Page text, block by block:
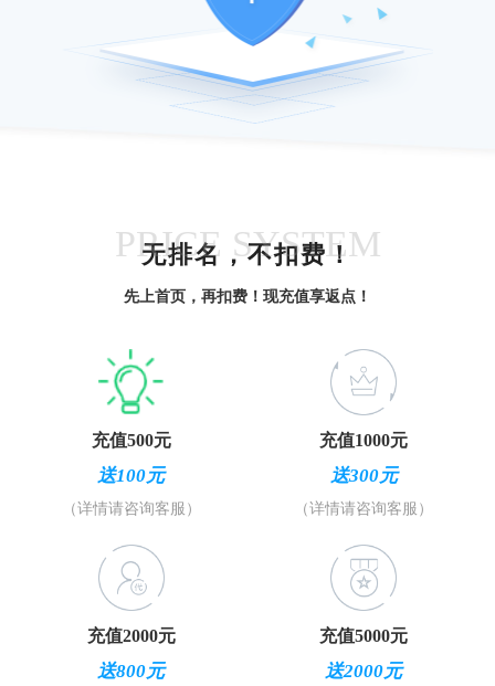
PRICE SYSTEM
无排名，不扣费！
先上首页，再扣费！现充值享返点！
充值500元
送100元
（详情请咨询客服）
充值1000元
送300元
（详情请咨询客服）
充值2000元
送800元
充值5000元
送2000元